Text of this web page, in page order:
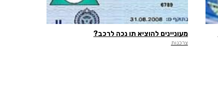
מעוניינים להוציא תו נכה לרכב?
צרכנות